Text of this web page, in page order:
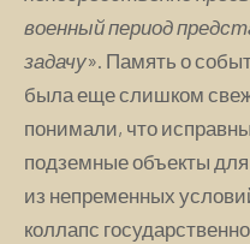
военный период
задачу». Память о
была еще слишком
понимали, что
подземные объекты
из непременных
коллапс